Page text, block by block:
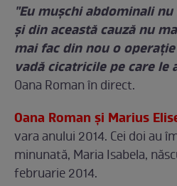
"Eu muşchi abdominali
şi din această cauză nu
mai fac din nou o
vadă cicatricile pe care le
Oana Roman în direct.
Oana Roman şi Marius
vara anului 2014. Cei doi au
minunată, Maria Isabela,
februarie 2014.